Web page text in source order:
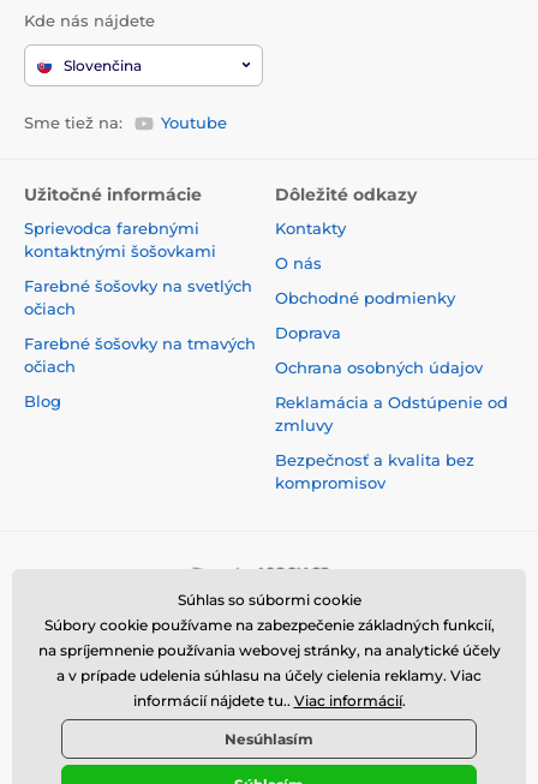
Kde nás nájdete
Slovenčina
Sme tiež na: Youtube
Užitočné informácie
Sprievodca farebnými
kontaktnými šošovkami
Farebné šošovky na svetlých
očiach
Farebné šošovky na tmavých
očiach
Blog
Dôležité odkazy
Kontakty
O nás
Obchodné podmienky
Doprava
Ochrana osobných údajov
Reklamácia a Odstúpenie od
zmluvy
Bezpečnosť a kvalita bez
kompromisov
Súhlas so súbormi cookie
Súbory cookie používame na zabezpečenie základných funkcií,
na spríjemnenie používania webovej stránky, na analytické účely
a v prípade udelenia súhlasu na účely cielenia reklamy. Viac
informácií nájdete tu.. Viac informácií.
Nesúhlasím